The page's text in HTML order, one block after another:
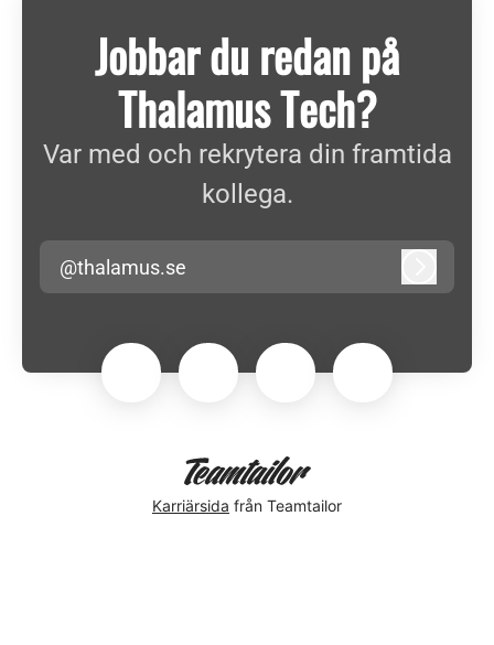
Jobbar du redan på
Thalamus Tech?
Var med och rekrytera din framtida
kollega.
@thalamus.se
Karriärsida från Teamtailor